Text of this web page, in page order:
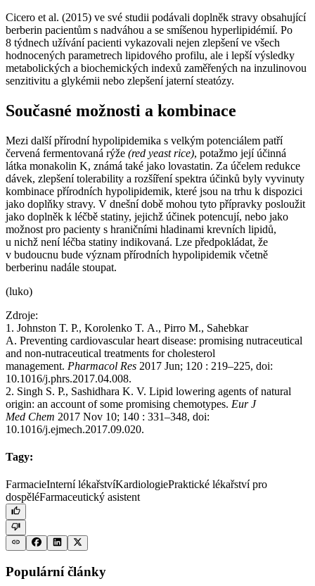
Cicero et al. (2015) ve své studii podávali doplněk stravy obsahující
berberin pacientům s nadváhou a se smíšenou hyperlipidémií. Po
8 týdnech užívání pacienti vykazovali nejen zlepšení ve všech
hodnocených parametrech lipidového profilu, ale i lepší výsledky
metabolických a biochemických indexů zaměřených na inzulinovou
senzitivitu a glykémii nebo zlepšení jaterní steatózy.
Současné možnosti a kombinace
Mezi další přírodní hypolipidemika s velkým potenciálem patří
červená fermentovaná rýže (red yeast rice), potažmo její účinná
látka monakolin K, známá také jako lovastatin. Za účelem redukce
dávek, zlepšení tolerability a rozšíření spektra účinků byly vyvinuty
kombinace přírodních hypolipidemik, které jsou na trhu k dispozici
jako doplňky stravy. V dnešní době mohou tyto přípravky posloužit
jako doplněk k léčbě statiny, jejichž účinek potencují, nebo jako
možnost pro pacienty s hraničními hladinami krevních lipidů,
u nichž není léčba statiny indikovaná. Lze předpokládat, že
v budoucnu bude význam přírodních hypolipidemik včetně
berberinu nadále stoupat.
(luko)
Zdroje:
1. Johnston T. P., Korolenko T. A., Pirro M., Sahebkar
A. Preventing cardiovascular heart disease: promising nutraceutical
and non-nutraceutical treatments for cholesterol
management. Pharmacol Res 2017 Jun; 120 : 219–225, doi:
10.1016/j.phrs.2017.04.008.
2. Singh S. P., Sashidhara K. V. Lipid lowering agents of natural
origin: an account of some promising chemotypes. Eur J
Med Chem 2017 Nov 10; 140 : 331–348, doi:
10.1016/j.ejmech.2017.09.020.
Tagy:
FarmacieInterní lékařstvíKardiologiePraktické lékařství pro
dospěléFarmaceutický asistent
Populární články